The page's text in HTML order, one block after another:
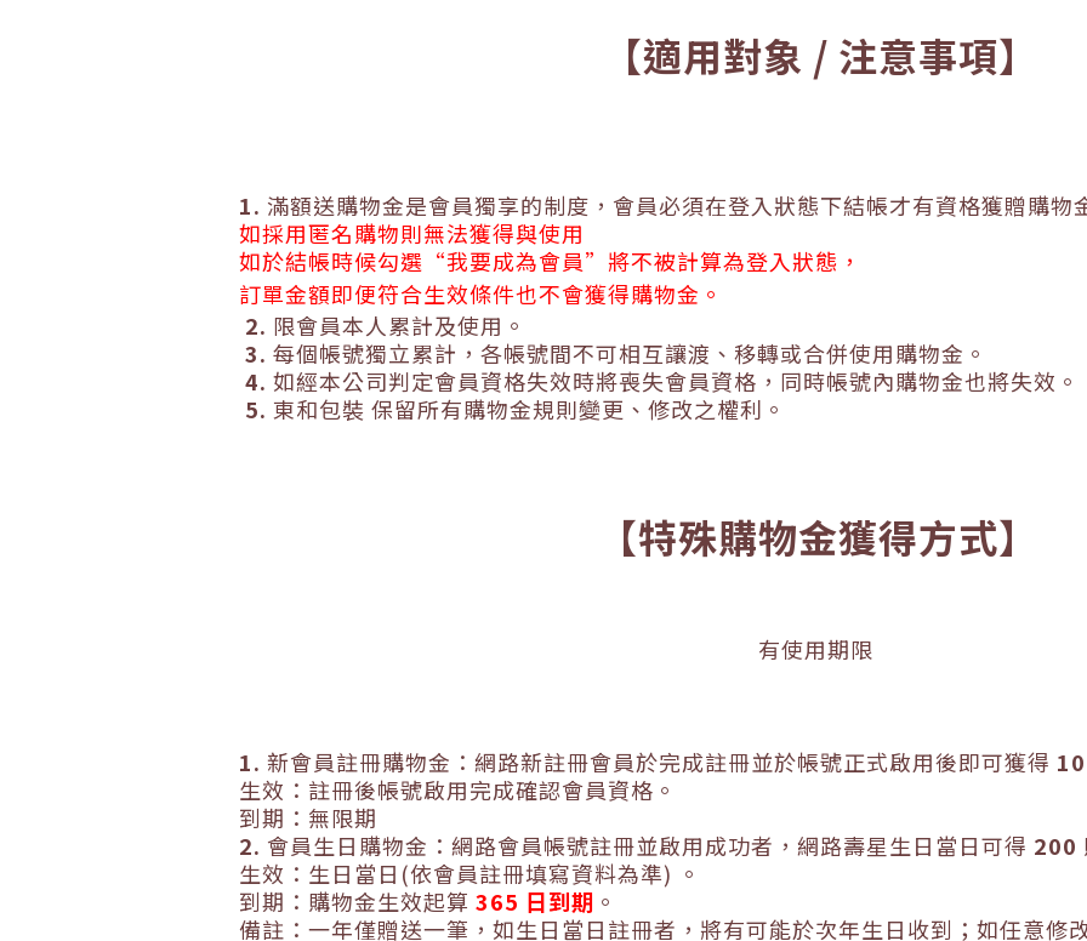
【適用對象 / 注意事項】
1. 滿額送購物金是會員獨享的制度，會員必須在登入狀態下結帳才有資格獲贈購物
如採用匿名購物則無法獲得與使用
如於結帳時候勾選 “我要成為會員” 將不被計算為登入狀態，
訂單金額即便符合生效條件也不會獲得購物金。
2. 限會員本人累計及使用。
3. 每個帳號獨立累計，各帳號間不可相互讓渡、移轉或合併使用購物金 。
4. 如經本公司判定會員資格失效時將喪失會員資格，同時帳號內購物金也將失效 。
5. 東和包裝 保留所有購物金規則變更、修改之權利。
【特殊購物金獲得方式】
有使用期限
1. 新會員註冊購物金：網路新註冊會員於完成註冊並於帳號正式啟用後即可獲得 10
生效：註冊後帳號啟用完成確認會員資格。
到期：無限期
2. 會員生日購物金：網路會員帳號註冊並啟用成功者，網路壽星生日當日可得 200
生效：生日當日 (依會員註冊填寫資料為準) 。
到期：購物金生效起算 365 日到期 。
備註：一年僅贈送一筆，如生日當日註冊者，將有可能於次年生日收到；如任意修